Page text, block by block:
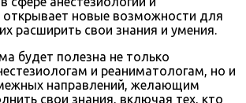
открывает новые возможности для
расширить свои знания и умения.
будет полезна не только
и реаниматологам, но и
направлений, желающим
свои знания, включая тех, кто